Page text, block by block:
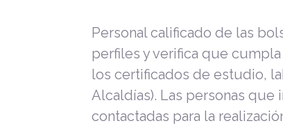
Personal calificado de las
perfiles y verifica que
los certificados de estudio,
Alcaldías). Las personas
contactadas para la